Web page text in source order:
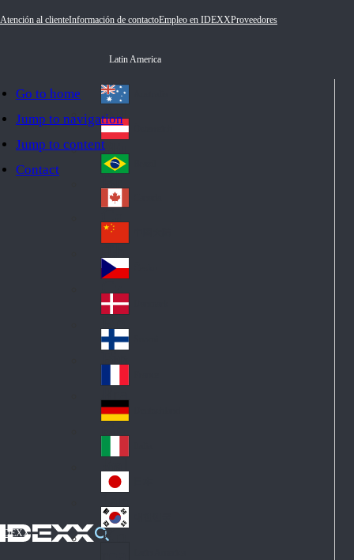
Go to home
Jump to navigation
Jump to content
Contact
Atención al clienteInformación de contactoEmpleo en IDEXXProveedores
IDEXX
Latin America
Au
str
ali
a
Au
stri
a
Br
azi
l
Ca
na
da
Ch
ina
Cz
ec
h
De
nm
ark
Fin
d
Fra
nc
e
Ge
an
y
Ital
y
Jap
an
Ko